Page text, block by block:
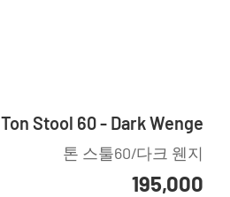
Ton Stool 60 - Dark Wenge
톤 스툴60/다크 웬지
195,000